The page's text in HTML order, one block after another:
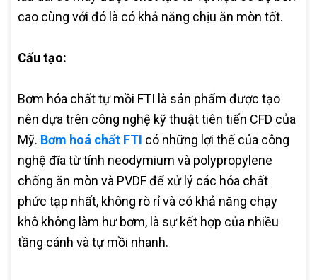
cao cùng với đó là có khả năng chịu ăn mòn tốt.
Cấu tạo:
Bơm hóa chất tự mồi FTI là sản phẩm được tạo
nên dựa trên công nghệ kỹ thuật tiên tiến CFD của
Mỹ. Bơm hoá chất FTI có những lợi thế của công
nghệ đĩa từ tính neodymium và polypropylene
chống ăn mòn và PVDF để xử lý các hóa chất
phức tạp nhất, không rò rỉ và có khả năng chạy
khô không làm hư bơm, là sự kết hợp của nhiều
tầng cánh và tự mồi nhanh.